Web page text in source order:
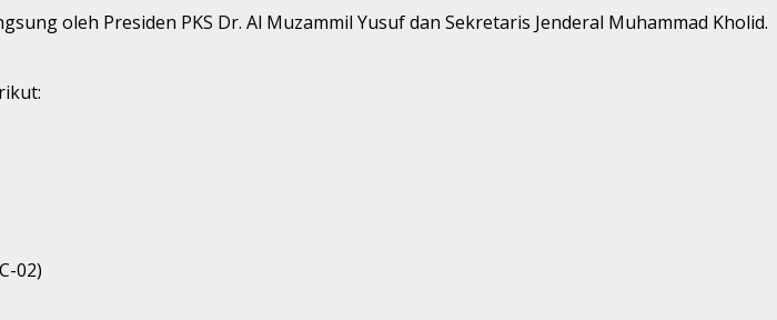
oleh Presiden PKS Dr. Al Muzammil Yusuf dan Sekretaris Jenderal Muhammad Kholid.
02)